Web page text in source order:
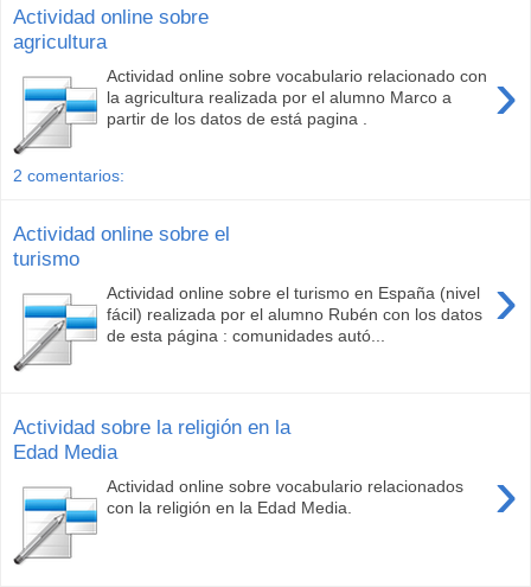
Actividad online sobre
agricultura
›
Actividad online sobre vocabulario relacionado con
la agricultura realizada por el alumno Marco a
partir de los datos de está pagina .
2 comentarios:
Actividad online sobre el
turismo
›
Actividad online sobre el turismo en España (nivel
fácil) realizada por el alumno Rubén con los datos
de esta página : comunidades autó...
Actividad sobre la religión en la
Edad Media
›
Actividad online sobre vocabulario relacionados
con la religión en la Edad Media.